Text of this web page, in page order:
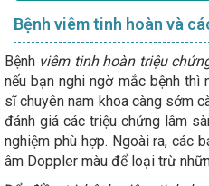
Bệnh viêm tinh hoàn và
Bệnh viêm tinh hoàn triệu
nếu bạn nghi ngờ mắc bệnh
sĩ chuyên nam khoa càng sớm
đánh giá các triệu chứng lâm
nghiệm phù hợp. Ngoài ra, các
âm Doppler màu để loại trừ